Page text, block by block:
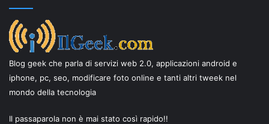
Blog geek che parla di servizi web 2.0, applicazioni android e
iphone, pc, seo, modificare foto online e tanti altri tweek nel
mondo della tecnologia
Il passaparola non è mai stato così rapido!!